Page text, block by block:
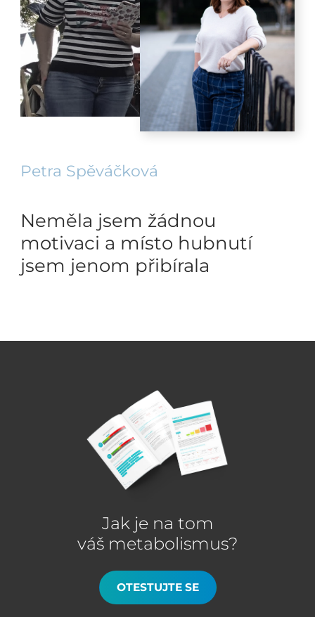
Petra Spěváčková
Neměla jsem žádnou
motivaci a místo hubnutí
jsem jenom přibírala
Jak je na tom
váš metabolismus?
OTESTUJTE SE